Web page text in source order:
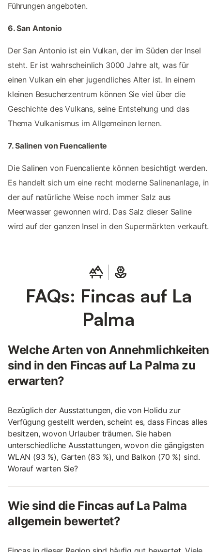
Führungen angeboten.
6. San Antonio
Der San Antonio ist ein Vulkan, der im Süden der Insel
steht. Er ist wahrscheinlich 3000 Jahre alt, was für
einen Vulkan ein eher jugendliches Alter ist. In einem
kleinen Besucherzentrum können Sie viel über die
Geschichte des Vulkans, seine Entstehung und das
Thema Vulkanismus im Allgemeinen lernen.
7. Salinen von Fuencaliente
Die Salinen von Fuencaliente können besichtigt werden.
Es handelt sich um eine recht moderne Salinenanlage, in
der auf natürliche Weise noch immer Salz aus
Meerwasser gewonnen wird. Das Salz dieser Saline
wird auf der ganzen Insel in den Supermärkten verkauft.
FAQs: Fincas auf La
Palma
Welche Arten von Annehmlichkeiten
sind in den Fincas auf La Palma zu
erwarten?
Bezüglich der Ausstattungen, die von Holidu zur
Verfügung gestellt werden, scheint es, dass Fincas alles
besitzen, wovon Urlauber träumen. Sie haben
unterschiedliche Ausstattungen, wovon die gängigsten
WLAN (93 %), Garten (83 %), und Balkon (70 %) sind.
Worauf warten Sie?
Wie sind die Fincas auf La Palma
allgemein bewertet?